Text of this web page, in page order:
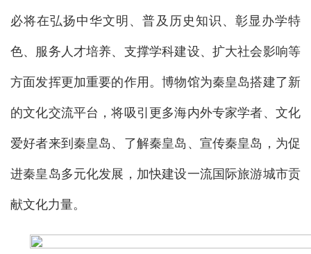
必将在弘扬中华文明、普及历史知识、彰显办学特
色、服务人才培养、支撑学科建设、扩大社会影响等
方面发挥更加重要的作用。博物馆为秦皇岛搭建了新
的文化交流平台，将吸引更多海内外专家学者、文化
爱好者来到秦皇岛、了解秦皇岛、宣传秦皇岛，为促
进秦皇岛多元化发展，加快建设一流国际旅游城市贡
献文化力量。